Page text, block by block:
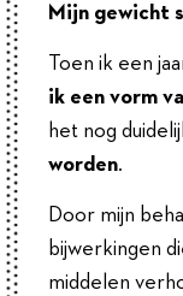
Mijn gewicht
Toen ik een
ik een vorm
het nog
worden.
Door mijn
bijwerkingen
middelen